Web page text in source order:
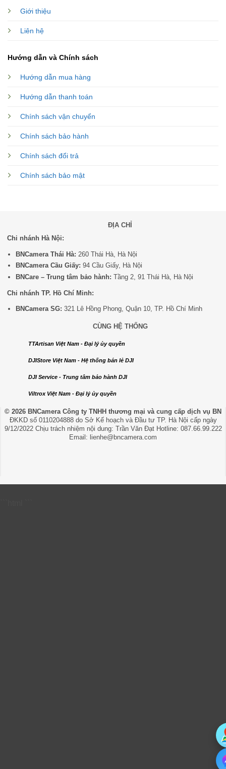
Giới thiệu
Liên hệ
Hướng dẫn và Chính sách
Hướng dẫn mua hàng
Hướng dẫn thanh toán
Chính sách vận chuyển
Chính sách bảo hành
Chính sách đổi trả
Chính sách bảo mật
ĐỊA CHỈ
Chi nhánh Hà Nội:
BNCamera Thái Hà: 260 Thái Hà, Hà Nội
BNCamera Cầu Giấy: 94 Cầu Giấy, Hà Nội
BNCare – Trung tâm bảo hành: Tầng 2, 91 Thái Hà, Hà Nội
Chi nhánh TP. Hồ Chí Minh:
BNCamera SG: 321 Lê Hồng Phong, Quận 10, TP. Hồ Chí Minh
CÙNG HỆ THỐNG
TTArtisan Việt Nam - Đại lý ủy quyền
DJIStore Việt Nam - Hệ thống bán lẻ DJI
DJI Service - Trung tâm bảo hành DJI
Viltrox Việt Nam - Đại lý ủy quyền
© 2026 BNCamera Công ty TNHH thương mại và cung cấp dịch vụ BN
ĐKKD số 0110204888 do Sở Kế hoạch và Đầu tư TP. Hà Nội cấp ngày
9/12/2022 Chịu trách nhiệm nội dung: Trần Văn Đạt Hotline: 087.66.99.222
Email: lienhe@bncamera.com